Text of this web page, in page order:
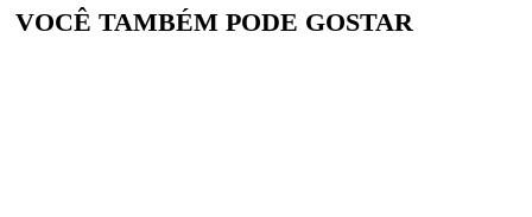
VOCÊ TAMBÉM PODE GOSTAR